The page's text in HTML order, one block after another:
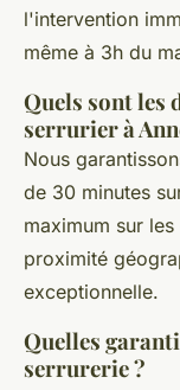
l'intervention
même à 3h du
Quels sont les
serrurier à
Nous
de 30 minutes
maximum sur
proximité
exceptionnelle.
Quelles
serrurerie ?